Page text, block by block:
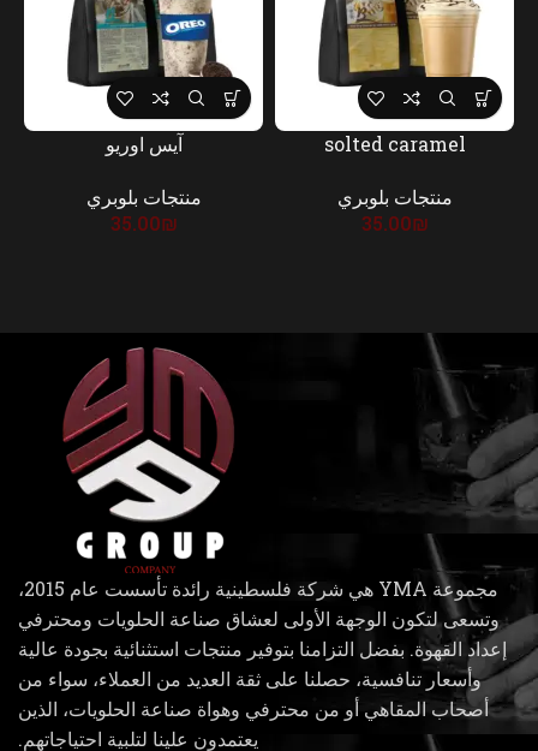
solted caramel
منتجات بلوبري
35.00₪
آيس اوريو
منتجات بلوبري
35.00₪
مجموعة YMA هي شركة فلسطينية رائدة تأسست عام 2015،
وتسعى لتكون الوجهة الأولى لعشاق صناعة الحلويات ومحترفي
إعداد القهوة. بفضل التزامنا بتوفير منتجات استثنائية بجودة عالية
وأسعار تنافسية، حصلنا على ثقة العديد من العملاء، سواء من
أصحاب المقاهي أو من محترفي وهواة صناعة الحلويات، الذين
يعتمدون علينا لتلبية احتياجاتهم.